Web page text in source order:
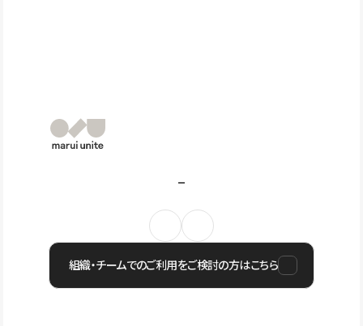
組織・チームでのご利用をご検討の方はこちら